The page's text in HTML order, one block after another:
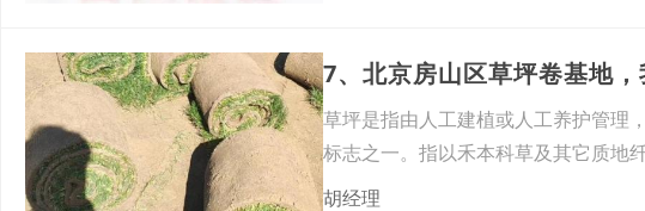
7、北京房山区草坪卷基地
草坪是指由人工建植或人工养护管理
标志之一。指以禾本科草及其它质地
用于
胡经理